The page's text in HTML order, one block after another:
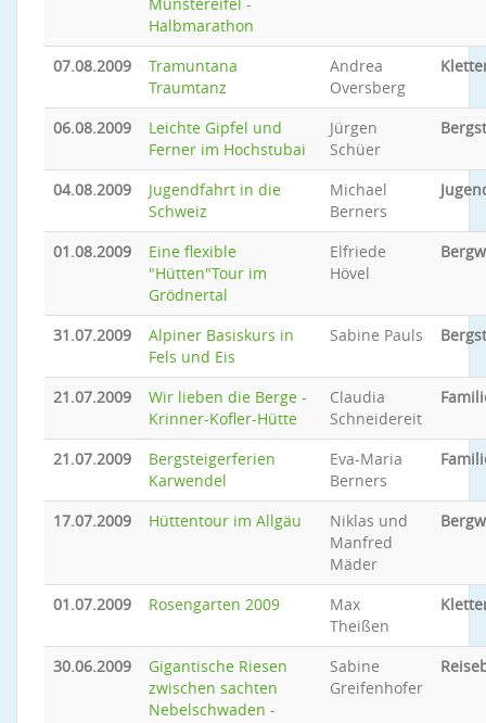
Halbmarathon
07.08.2009
Tramuntana
Traumtanz
Andrea
Oversberg
06.08.2009
Leichte Gipfel und
Ferner im Hochstubai
Jürgen
Schüer
04.08.2009
Jugendfahrt in die
Schweiz
Michael
Berners
01.08.2009
Eine flexible
"Hütten"Tour im
Grödnertal
Elfriede
Hövel
31.07.2009
Alpiner Basiskurs in
Fels und Eis
Sabine Pauls
21.07.2009
Wir lieben die Berge -
Krinner-Kofler-Hütte
Claudia
Schneidereit
21.07.2009
Bergsteigerferien
Karwendel
Eva-Maria
Berners
17.07.2009 Hüttentour im Allgäu
Niklas und
Manfred
Mäder
01.07.2009 Rosengarten 2009
Max
Theißen
30.06.2009
Gigantische Riesen
zwischen sachten
Nebelschwaden -
Sabine
Greifenhofer